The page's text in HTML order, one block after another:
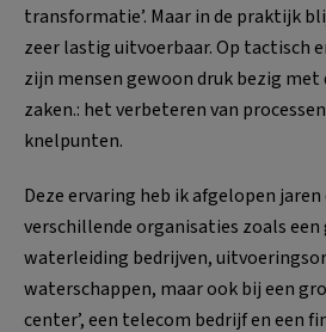
transformatie’. Maar in de praktijk
zeer lastig uitvoerbaar. Op tactisch
zijn mensen gewoon druk bezig met
zaken.: het verbeteren van
knelpunten.
Deze ervaring heb ik afgelopen
verschillende organisaties zoals
waterleiding bedrijven,
waterschappen, maar ook bij een
center’, een telecom bedrijf en een